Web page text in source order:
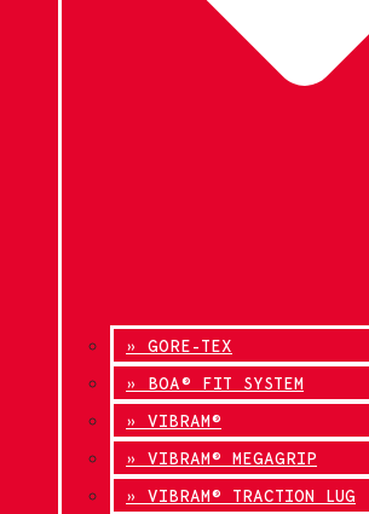
» GORE-TEX
» BOA® FIT SYSTEM
» VIBRAM®
» VIBRAM® MEGAGRIP
» VIBRAM® TRACTION LUG